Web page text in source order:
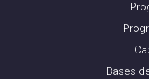
Bases